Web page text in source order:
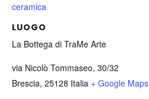
ceramica
LUOGO
La Bottega di TraMe Arte
via Nicolò Tommaseo, 30/32
Brescia, 25128 Italia + Google Maps